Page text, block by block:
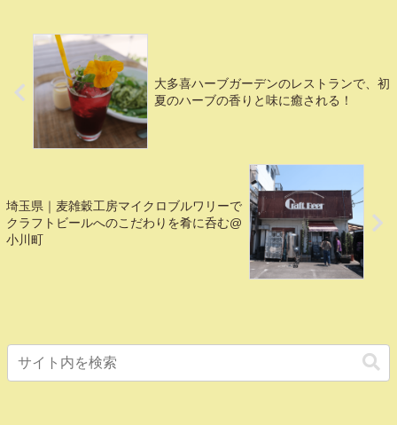
大多喜ハーブガーデンのレストランで、初
夏のハーブの香りと味に癒される！
埼玉県｜麦雑穀工房マイクロブルワリーで
クラフトビールへのこだわりを肴に呑む@
小川町